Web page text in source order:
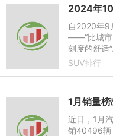
2024年
自2020年9
——“比城市
刻度的舒适
类,迅速成
SUV排行
近日，1月
销40496辆